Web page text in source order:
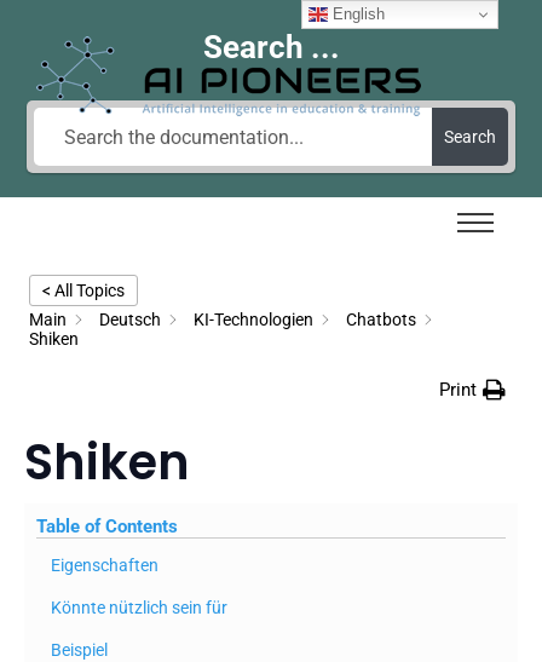
Search ...
Search
< All Topics
Main
Deutsch KI-Technologien
Chatbots
Shiken
Print
Shiken
Table of Contents
Eigenschaften
Könnte nützlich sein für
Beispiel
English